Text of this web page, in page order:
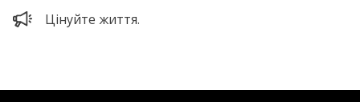
Цінуйте життя.